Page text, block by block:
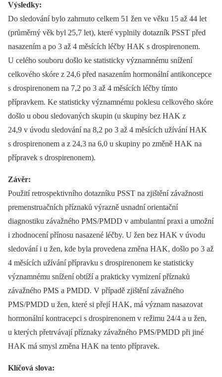
Výsledky:
Do sledování bylo zahrnuto celkem 51 žen ve věku 15 až 44 let
(průměrný věk byl 25,7 let), které vyplnily dotazník PSST před
nasazením a po 3 až 4 měsících léčby HAK s drospirenonem.
U celého souboru došlo ke statisticky významnému snížení
celkového skóre z 24,6 před nasazením hormonální antikoncepce
s drospirenonem na 7,2 po 3 až 4 měsících léčby tímto
přípravkem. Ke statisticky významnému poklesu celkového skóre
došlo u obou sledovaných skupin (u skupiny bez HAK z
24,9 v úvodu sledování na 8,2 po 3 až 4 měsících užívání HAK
s drospirenonem a z 24,3 na 6,0 u skupiny po změně HAK na
přípravek s drospirenonem).
Závěr:
Použití retrospektivního dotazníku PSST na zjištění závažnosti
premenstruačních příznaků výrazně usnadní orientační
diagnostiku závažného PMS/PMDD v ambulantní praxi a umožní
i zhodnocení přínosu nasazené léčby. U žen bez HAK v úvodu
sledování i u žen, kde byla provedena změna HAK, došlo po 3 až
4 měsících užívání přípravku s drospirenonem ke statisticky
významnému snížení obtíží a prakticky vymizení příznaků
závažného PMS a PMDD. V případě zjištění závažného
PMS/PMDD u žen, které si přejí HAK, má význam nasazovat
hormonální kontracepci s drospirenonem v režimu 24/4 a u žen,
u kterých přetrvávají příznaky závažného PMS/PMDD při jiné
HAK má smysl změna HAK na tento přípravek.
Klíčová slova: